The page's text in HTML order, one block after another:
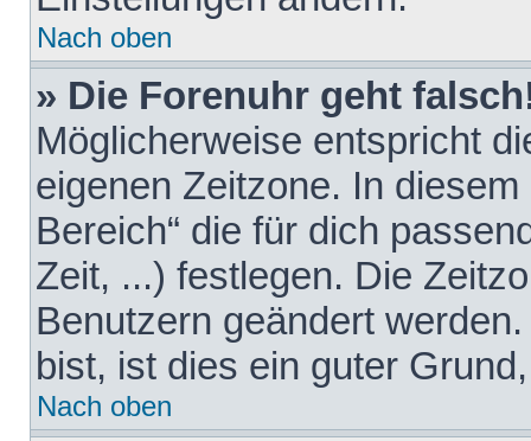
Nach oben
» Die Forenuhr geht
Möglicherweise entspricht
eigenen Zeitzone. In
Bereich“ die für dich
Zeit, ...) festlegen. Die
Benutzern geändert
bist, ist dies ein guter
Nach oben